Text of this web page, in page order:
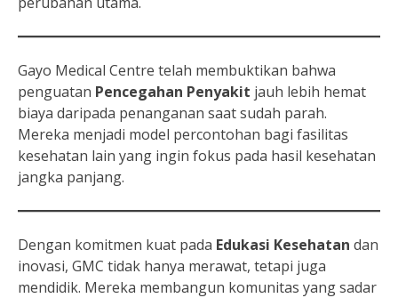
Gayo Medical Centre telah membuktikan bahwa
penguatan Pencegahan Penyakit jauh lebih hemat
biaya daripada penanganan saat sudah parah.
Mereka menjadi model percontohan bagi fasilitas
kesehatan lain yang ingin fokus pada hasil kesehatan
jangka panjang.
Dengan komitmen kuat pada Edukasi Kesehatan dan
inovasi, GMC tidak hanya merawat, tetapi juga
mendidik. Mereka membangun komunitas yang sadar